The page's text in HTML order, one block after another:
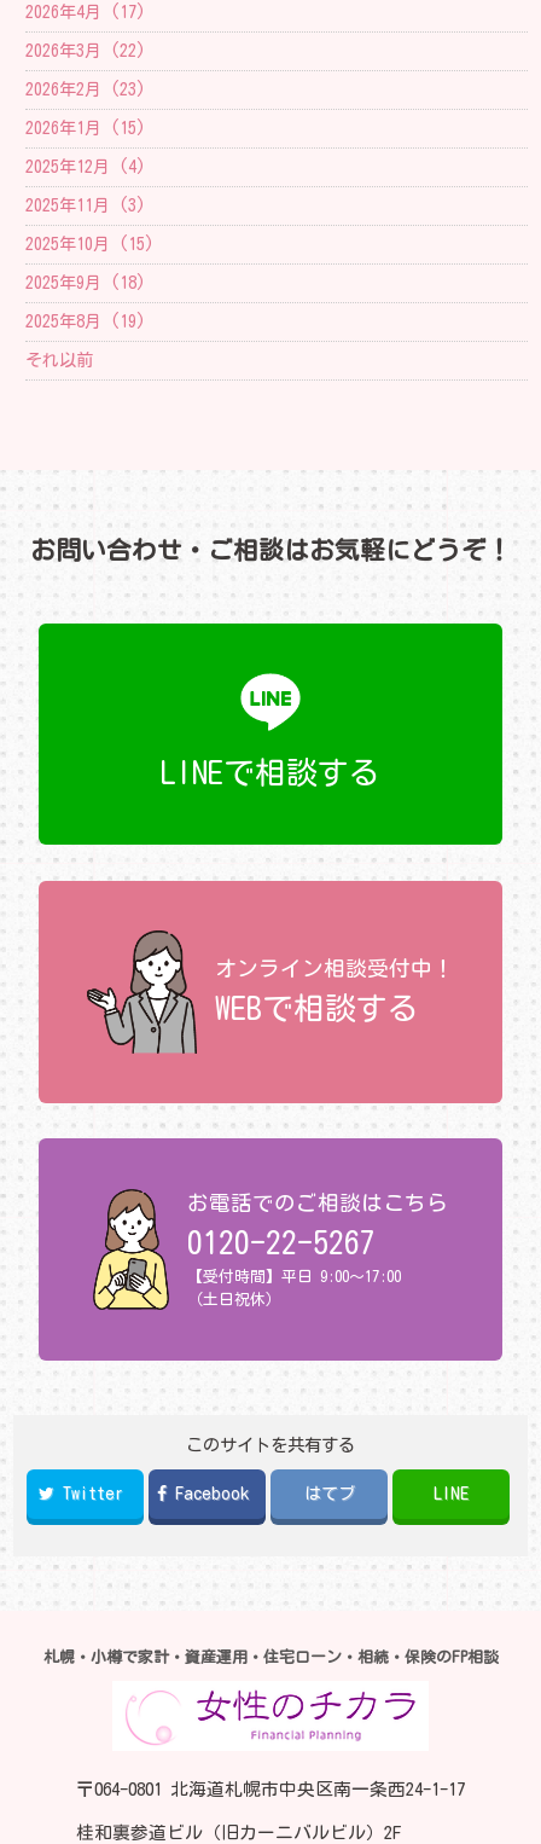
2026年4月 (17)
2026年3月 (22)
2026年2月 (23)
2026年1月 (15)
2025年12月 (4)
2025年11月 (3)
2025年10月 (15)
2025年9月 (18)
2025年8月 (19)
それ以前
お問い合わせ・ご相談はお気軽にどうぞ！
LINEで相談する
オンライン相談受付中！
WEBで相談する
お電話でのご相談はこちら
0120-22-5267
【受付時間】平日 9:00～17:00
（土日祝休）
このサイトを共有する
Twitter Facebook はてブ LINE
札幌・小樽で家計・資産運用・住宅ローン・相続・保険のFP相談
〒064-0801 北海道札幌市中央区南一条西24-1-17
桂和裏参道ビル（旧カーニバルビル）2F